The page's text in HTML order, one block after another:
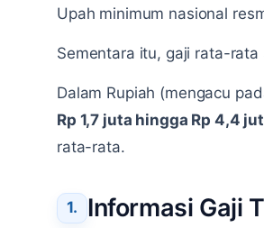
Upah minimum nasional
Sementara itu, gaji rata-
Dalam Rupiah (mengacu
Rp 1,7 juta hingga Rp 4,4
rata-rata.
Informasi Gaji